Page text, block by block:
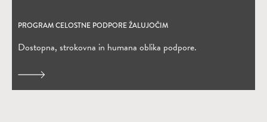
PROGRAM CELOSTNE PODPORE ŽALUJOČIM
Dostopna, strokovna in humana oblika podpore.